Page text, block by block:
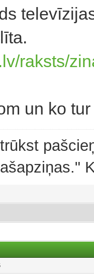
raksts/
un ko